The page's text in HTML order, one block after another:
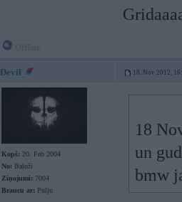
Devil 18. Nov 2012,
Kopš: 20. Feb 2004
No: Baloži
Ziņojumi: 7004
Braucu ar: Pulju
18
un
bmw